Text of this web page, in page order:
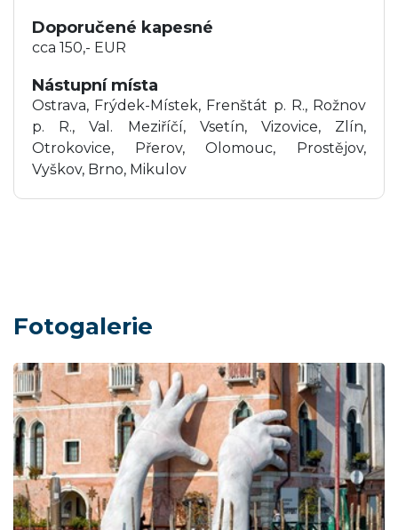
Doporučené kapesné
cca 150,- EUR
Nástupní místa
Ostrava, Frýdek-Místek, Frenštát p. R., Rožnov
p. R., Val. Meziříčí, Vsetín, Vizovice, Zlín,
Otrokovice, Přerov, Olomouc, Prostějov,
Vyškov, Brno, Mikulov
Fotogalerie